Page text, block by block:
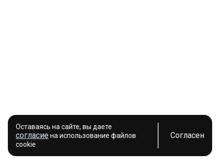
Оставаясь на сайте, вы даете
согласиена использование файлов
cookie
Согласен